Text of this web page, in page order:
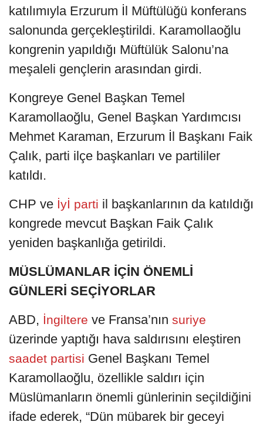
katılımıyla Erzurum İl Müftülüğü konferans
salonunda gerçekleştirildi. Karamollaoğlu
kongrenin yapıldığı Müftülük Salonu’na
meşaleli gençlerin arasından girdi.
Kongreye Genel Başkan Temel
Karamollaoğlu, Genel Başkan Yardımcısı
Mehmet Karaman, Erzurum İl Başkanı Faik
Çalık, parti ilçe başkanları ve partililer
katıldı.
CHP ve İyİ parti il başkanlarının da katıldığı
kongrede mevcut Başkan Faik Çalık
yeniden başkanlığa getirildi.
MÜSLÜMANLAR İÇİN ÖNEMLİ
GÜNLERİ SEÇİYORLAR
ABD, İngiltere ve Fransa’nın suriye
üzerinde yaptığı hava saldırısını eleştiren
saadet partisi Genel Başkanı Temel
Karamollaoğlu, özellikle saldırı için
Müslümanların önemli günlerinin seçildiğini
ifade ederek, “Dün mübarek bir geceyi